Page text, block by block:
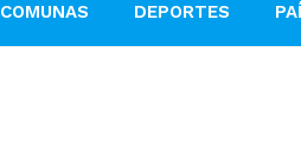
COMUNAS DEPORTES